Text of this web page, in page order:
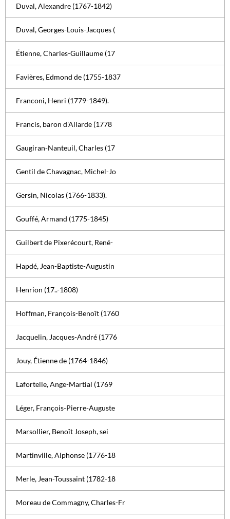
Duval, Alexandre (1767-1842)
Duval, Georges-Louis-Jacques (
Étienne, Charles-Guillaume (17
Favières, Edmond de (1755-1837
Franconi, Henri (1779-1849).
Francis, baron d'Allarde (1778
Gaugiran-Nanteuil, Charles (17
Gentil de Chavagnac, Michel-Jo
Gersin, Nicolas (1766-1833).
Gouffé, Armand (1775-1845)
Guilbert de Pixerécourt, René-
Hapdé, Jean-Baptiste-Augustin
Henrion (17..-1808)
Hoffman, François-Benoît (1760
Jacquelin, Jacques-André (1776
Jouy, Étienne de (1764-1846)
Lafortelle, Ange-Martial (1769
Léger, François-Pierre-Auguste
Marsollier, Benoît Joseph, sei
Martinville, Alphonse (1776-18
Merle, Jean-Toussaint (1782-18
Moreau de Commagny, Charles-Fr